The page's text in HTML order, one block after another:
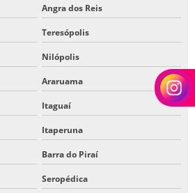
Angra dos Reis
Teresópolis
Nilópolis
Araruama
Itaguaí
Itaperuna
Barra do Piraí
Seropédica